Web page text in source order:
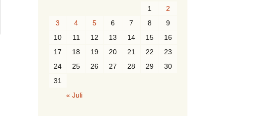
1
2
3
4 5 6 7 8
9
10
11 12 13 14 15
16
17
18 19 20 21 22
23
24
25 26 27 28 29
30
31
« Juli